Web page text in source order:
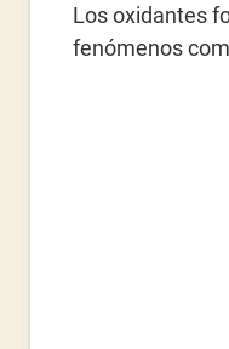
Los oxidantes
fenómenos